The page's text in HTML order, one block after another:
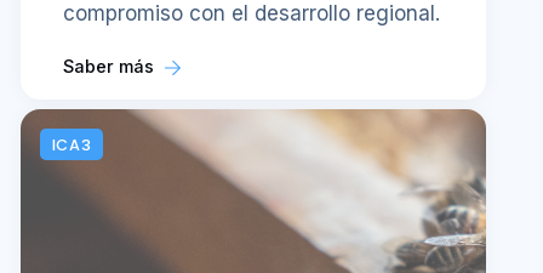
compromiso con el desarrollo regional.
Saber más
ICA3